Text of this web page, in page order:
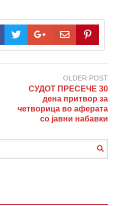
OLDER POST
СУДОТ ПРЕСЕЧЕ 30
дена притвор за
четворица во аферата
со јавни набавки